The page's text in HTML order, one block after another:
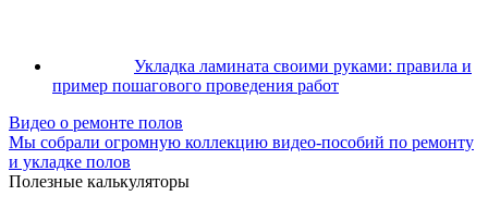
Укладка ламината своими руками: правила и
пример пошагового проведения работ
Видео о ремонте полов
Мы собрали огромную коллекцию видео-пособий по ремонту
и укладке полов
Полезные калькуляторы